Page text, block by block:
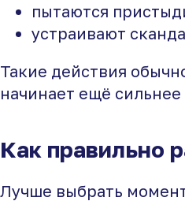
пытаются
устраивают
Такие действия
начинает ещё
Как правильно
Лучше выбрать